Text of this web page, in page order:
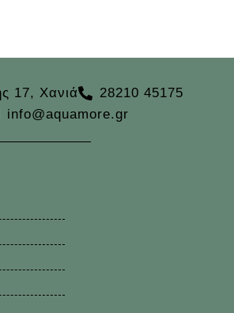
17, Χανιά
28210 45175
info@aquamore.gr